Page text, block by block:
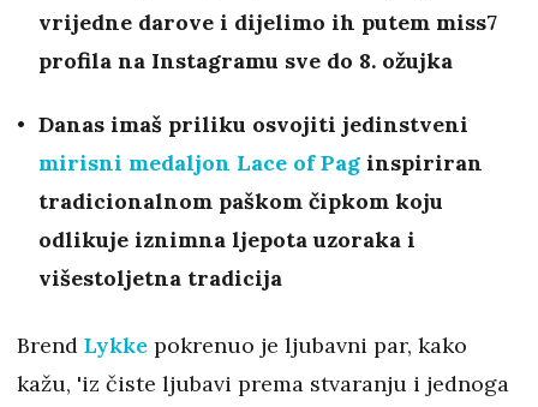
vrijedne darove i dijelimo ih putem miss7
profila na Instagramu sve do 8. ožujka
Danas imaš priliku osvojiti jedinstveni
mirisni medaljon Lace of Pag inspiriran
tradicionalnom paškom čipkom koju
odlikuje iznimna ljepota uzoraka i
višestoljetna tradicija
Brend Lykke pokrenuo je ljubavni par, kako
kažu, 'iz čiste ljubavi prema stvaranju i jednoga